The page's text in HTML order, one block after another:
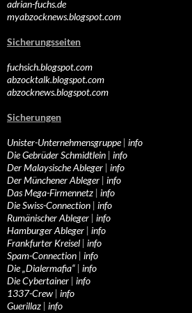
adrian-fuchs.de
myabzocknews.blogspot.com
Sicherungsseiten
fuchsich.blogspot.com
abzocktalk.blogspot.com
abzocknews.blogspot.com
Sicherungen
Unister-Unternehmensgruppe| info
Die Gebrüder Schmidtlein | info
Der Malaysische Ableger | info
Der Münchener Ableger | info
Das Mega-Firmennetz | info
Die Swiss-Connection | info
Rumänischer Ableger | info
Hamburger Ableger | info
Frankfurter Kreisel | info
Spam-Connection | info
Die „Dialermafia“ | info
Die Cybertainer | info
1337-Crew | info
Guerillaz | info